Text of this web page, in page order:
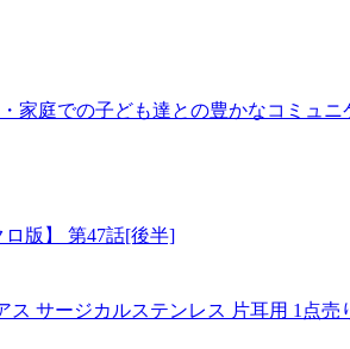
家庭での子ども達との豊かなコミュニ
版】 第47話[後半]
サージカルステンレス 片耳用 1点